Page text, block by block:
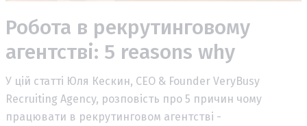
Робота в рекрутинговому
агентстві: 5 reasons why
У цій статті Юля Кескин, CEO & Founder VeryBusy
Recruiting Agency, розповість про 5 причин чому
працювати в рекрутинговом агентстві -